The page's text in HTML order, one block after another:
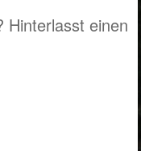
Hinterlasst einen